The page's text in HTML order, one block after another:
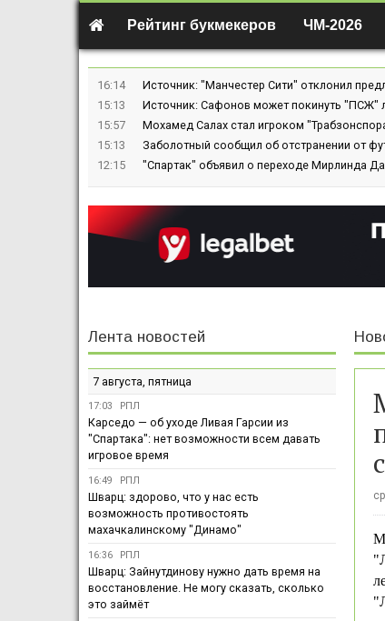
Рейтинг букмекеров ЧМ-2026
16:14
Источник: "Манчестер Сити" отклонил
15:13
Источник: Сафонов может покинуть "ПСЖ"
15:57
Мохамед Салах стал игроком
15:13
Заболотный сообщил об отстранении от
12:15
"Спартак" объявил о переходе Мирлинда
Лента новостей
7 августа, пятница
17:03 РПЛ
Карседо — об уходе Ливая Гарсии из
"Спартака": нет возможности всем давать
игровое время
16:49 РПЛ
Шварц: здорово, что у нас есть
возможность противостоять
махачкалинскому "Динамо"
16:36 РПЛ
Шварц: Зайнутдинову нужно дать время на
восстановление. Не могу сказать, сколько
это займёт